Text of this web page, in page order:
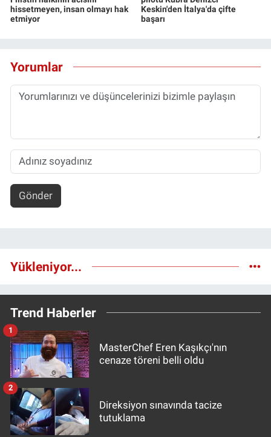
hissetmeyen, insan olmayı hak
etmiyor
Keskin'den İtalya'da çifte
başarı
Yorumlar
Gönder
Yükleniyor...
Trend Haberler
MasterChef Eren Kaşıkçı'nın
cenaze töreni belli oldu
1
Direksiyon sınavında tacize
tutuklama
2